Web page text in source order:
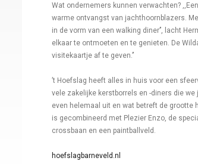
Wat ondernemers kunnen verwachten? ,,Een
warme ontvangst van jachthoornblazers.
in de vorm van een walking diner’’, lacht
elkaar te ontmoeten en te genieten. De
visitekaartje af te geven.’’
’t Hoefslag heeft alles in huis voor een
vele zakelijke kerstborrels en -diners die
even helemaal uit en wat betreft de grootte
is gecombineerd met Plezier Enzo, de
crossbaan en een paintballveld.
hoefslagbarneveld.nl